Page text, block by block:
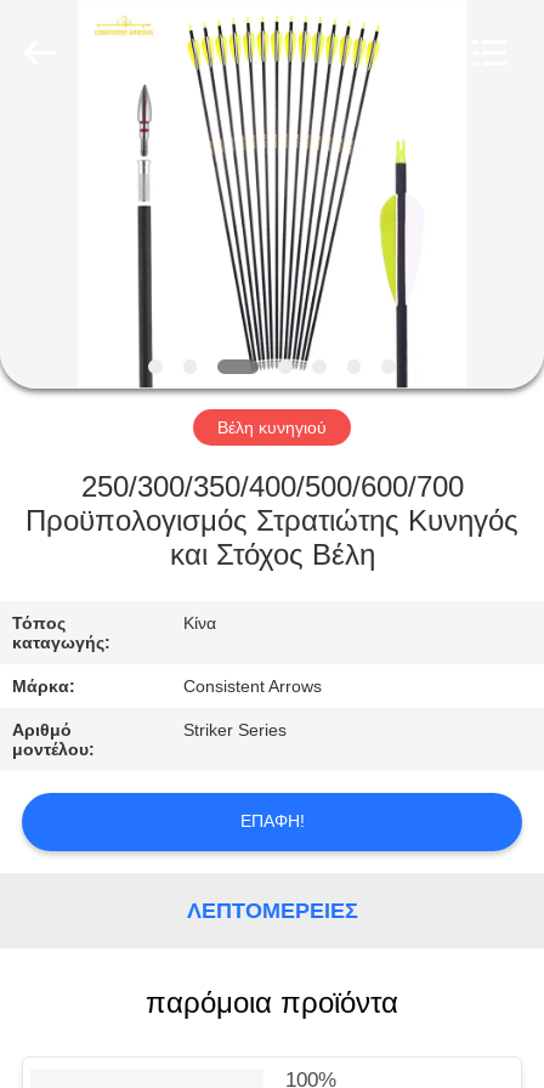
ΠΡΟΪΌΝΤΑ
ΠΕΡΊΠΟΥ
ΓΎΡΟΣ
ΕΡΓΟΣΤΑΣΊΩΝ
ΠΟΙΟΤΙΚΌΣ
ΜΑΣ
ΕΛΆΤΕ
ΕΠΑΦΉ
ΜΕ
ΖΗΤΉΣΤΕ
SITEMAP
Βέλη κυνηγιού
250/300/350/400/500/600/700
Προϋπολογισμός Στρατιώτης Κυνηγός
και Στόχος Βέλη
Τόπος
καταγωγής:
Κίνα
Μάρκα: Consistent Arrows
Αριθμό
μοντέλου:
Striker Series
ΕΠΑΦΉ!
ΛΕΠΤΟΜΈΡΕΙΕΣ
παρόμοια προϊόντα
100%